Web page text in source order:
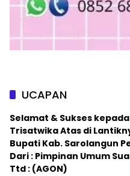
UCAPAN
Selamat & Sukses
Trisatwika Atas di
Bupati Kab. Sarolangun
Dari : Pimpinan Umum
Ttd : (AGON)